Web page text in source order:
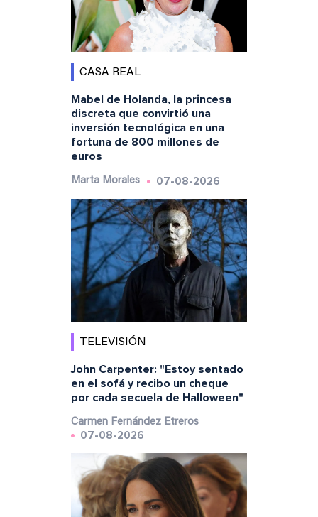
CASA REAL
Mabel de Holanda, la princesa
discreta que convirtió una
inversión tecnológica en una
fortuna de 800 millones de
euros
Marta Morales 07-08-2026
TELEVISIÓN
John Carpenter: "Estoy sentado
en el sofá y recibo un cheque
por cada secuela de Halloween"
Carmen Fernández Etreros
07-08-2026